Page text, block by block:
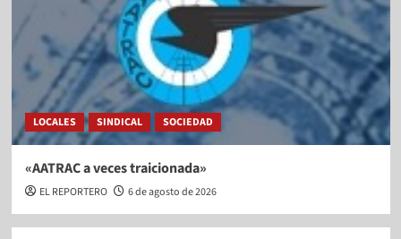
LOCALES SINDICAL SOCIEDAD
«AATRAC a veces traicionada»
EL REPORTERO 6 de agosto de 2026